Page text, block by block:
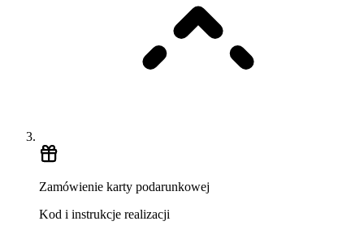
Zamówienie karty podarunkowej
Kod i instrukcje realizacji